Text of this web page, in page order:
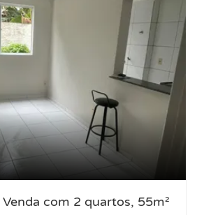
com 2 quartos, 55m²